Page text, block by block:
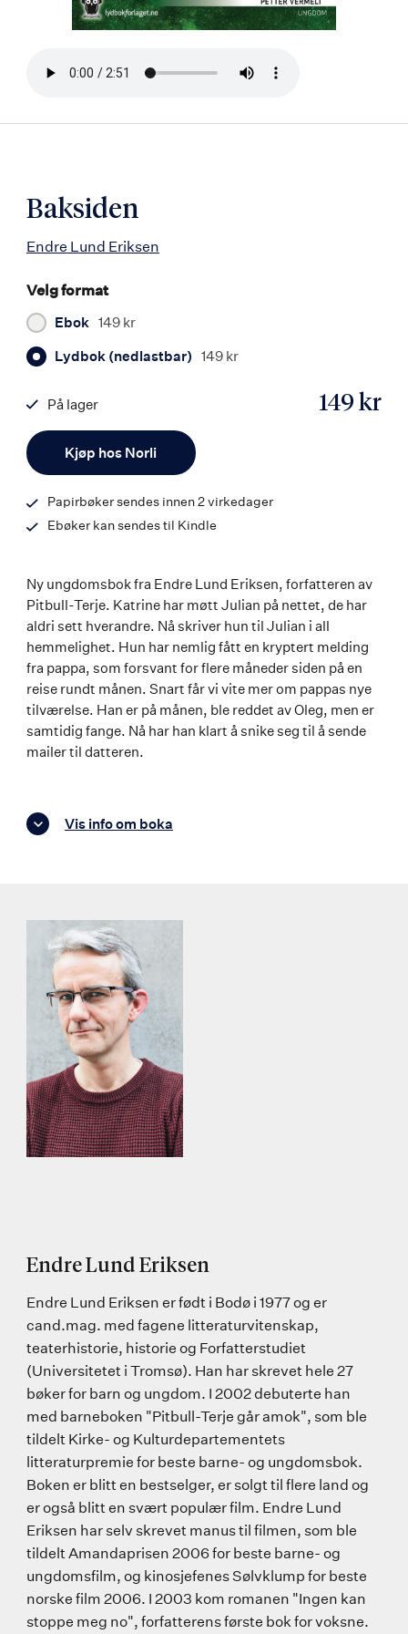
Bla
Baksiden
Endre Lund Eriksen
Velg format
Ebok 149 kr
Lydbok (nedlastbar) 149 kr
Kjøp hos Norli
149 kr
På lager
9788242165831
Papirbøker sendes innen 2 virkedager
Ebøker kan sendes til Kindle
Ny ungdomsbok fra Endre Lund Eriksen, forfatteren av
Pitbull-Terje. Katrine har møtt Julian på nettet, de har
aldri sett hverandre. Nå skriver hun til Julian i all
hemmelighet. Hun har nemlig fått en kryptert melding
fra pappa, som forsvant for flere måneder siden på en
reise rundt månen. Snart får vi vite mer om pappas nye
tilværelse. Han er på månen, ble reddet av Oleg, men er
samtidig fange. Nå har han klart å snike seg til å sende
mailer til datteren.
Vis info om boka
Endre Lund Eriksen
Endre Lund Eriksen er født i Bodø i 1977 og er
cand.mag. med fagene litteraturvitenskap,
teaterhistorie, historie og Forfatterstudiet
(Universitetet i Tromsø). Han har skrevet hele 27
bøker for barn og ungdom. I 2002 debuterte han
med barneboken "Pitbull-Terje går amok", som ble
tildelt Kirke- og Kulturdepartementets
litteraturpremie for beste barne- og ungdomsbok.
Boken er blitt en bestselger, er solgt til flere land og
er også blitt en svært populær film. Endre Lund
Eriksen har selv skrevet manus til filmen, som ble
tildelt Amandaprisen 2006 for beste barne- og
ungdomsfilm, og kinosjefenes Sølvklump for beste
norske film 2006. I 2003 kom romanen "Ingen kan
stoppe meg no", forfatterens første bok for voksne.